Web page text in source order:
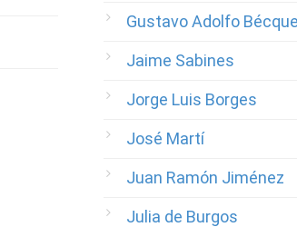
Gustavo Adolfo
Jaime Sabines
Jorge Luis Borges
José Martí
Juan Ramón Jiménez
Julia de Burgos